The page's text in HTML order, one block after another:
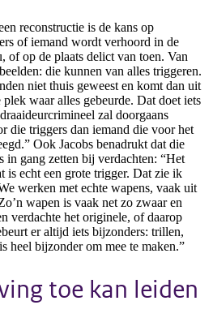
reconstructie is de kans op
of iemand wordt verhoord in de
of op de plaats delict van toen. Van
die kunnen van alles triggeren.
niet thuis geweest en komt dan uit
waar alles gebeurde. Dat doet iets
zal doorgaans
die triggers dan iemand die voor het
Ook Jacobs benadrukt dat die
in gang zetten bij verdachten: “Het
is echt een grote trigger. Dat zie ik
werken met echte wapens, vaak uit
wapen is vaak net zo zwaar en
verdachte het originele, of daarop
er altijd iets bijzonders: trillen,
heel bijzonder om mee te maken.”
toe kan leiden